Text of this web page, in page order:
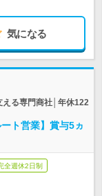
気になる
える専門商社│年休122
ト営業】賞与5ヵ
全週休2日制